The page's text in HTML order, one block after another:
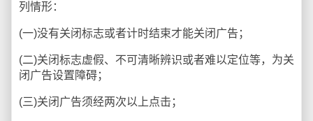
列情形：
(一)没有关闭标志或者计时结束才能关闭广告；
(二)关闭标志虚假、不可清晰辨识或者难以定位等，为关
闭广告设置障碍；
(三)关闭广告须经两次以上点击；